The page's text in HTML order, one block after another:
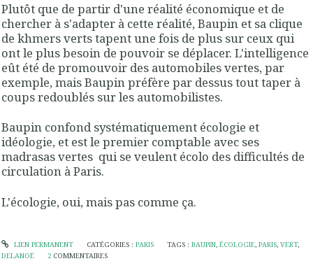
Plutôt que de partir d'une réalité économique et de
chercher à s'adapter à cette réalité, Baupin et sa clique
de khmers verts tapent une fois de plus sur ceux qui
ont le plus besoin de pouvoir se déplacer. L'intelligence
eût été de promouvoir des automobiles vertes, par
exemple, mais Baupin préfère par dessus tout taper à
coups redoublés sur les automobilistes.
Baupin confond systématiquement écologie et
idéologie, et est le premier comptable avec ses
madrasas vertes qui se veulent écolo des difficultés de
circulation à Paris.
L'écologie, oui, mais pas comme ça.
LIEN PERMANENT CATÉGORIES : PARIS TAGS :BAUPIN,ÉCOLOGIE,PARIS,VERT,
DELANOË
2 COMMENTAIRES